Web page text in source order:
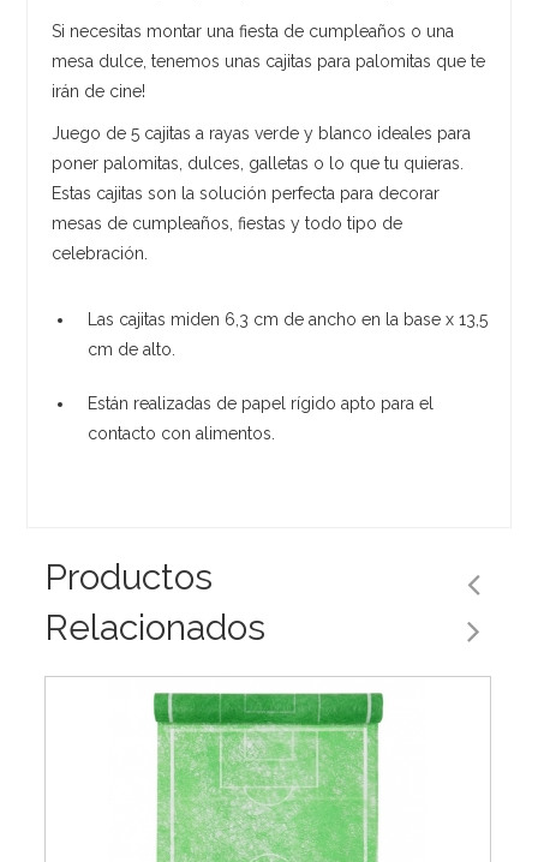
Si necesitas montar una fiesta de cumpleaños o una
mesa dulce, tenemos unas cajitas para palomitas que te
irán de cine!
Juego de 5 cajitas a rayas verde y blanco ideales para
poner palomitas, dulces, galletas o lo que tu quieras.
Estas cajitas son la solución perfecta para decorar
mesas de cumpleaños, fiestas y todo tipo de
celebración.
Las cajitas miden 6,3 cm de ancho en la base x 13,5
cm de alto.
Están realizadas de papel rígido apto para el
contacto con alimentos.
Productos
Relacionados